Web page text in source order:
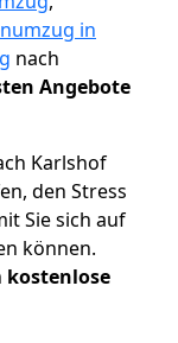
in
nach
Angebote
Karlshof
den Stress
Sie sich auf
können.
kostenlose